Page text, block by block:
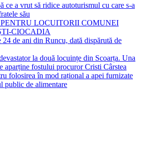
ce a vrut să ridice autoturismul cu care s-a
său
LOCUITORII COMUNEI
CIOCADIA
24 de ani din Runcu, dată dispărută de
la două locuințe din Scoarța. Una
aparține fostului procuror Cristi Cârstea
folosirea în mod rațional a apei furnizate
public de alimentare